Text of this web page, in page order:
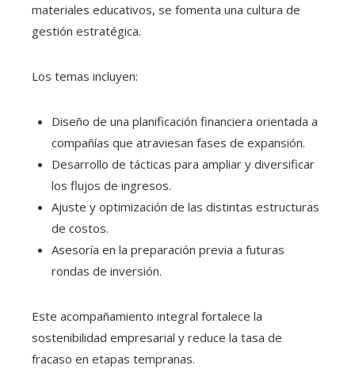
materiales educativos, se fomenta una cultura de
gestión estratégica.
Los temas incluyen:
Diseño de una planificación financiera orientada a
compañías que atraviesan fases de expansión.
Desarrollo de tácticas para ampliar y diversificar
los flujos de ingresos.
Ajuste y optimización de las distintas estructuras
de costos.
Asesoría en la preparación previa a futuras
rondas de inversión.
Este acompañamiento integral fortalece la
sostenibilidad empresarial y reduce la tasa de
fracaso en etapas tempranas.